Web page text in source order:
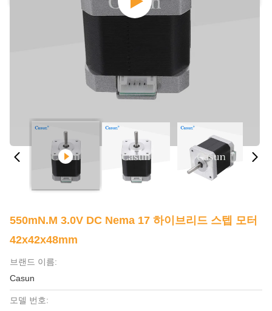
550mN.M 3.0V DC Nema 17 하이브리드 스텝 모터
42x42x48mm
브랜드 이름:
Casun
모델 번호: